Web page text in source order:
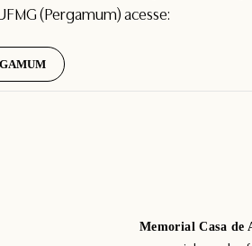
(Pergamum) acesse:
Memorial Casa de